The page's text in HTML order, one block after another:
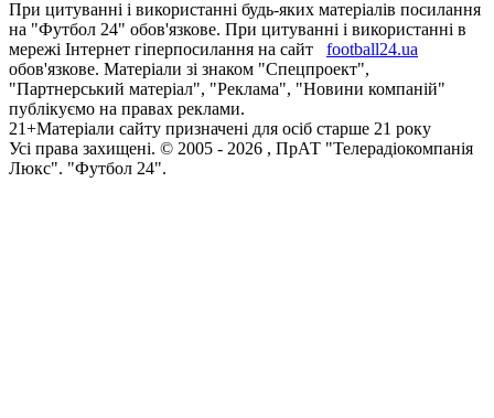
При цитуванні і використанні будь-яких матеріалів посилання
на "Футбол 24" обов'язкове. При цитуванні і використанні в
мережі Інтернет гіперпосилання на сайт
football24.ua
обов'язкове. Матеріали зі знаком "Спецпроект",
"Партнерський матеріал", "Реклама", "Новини компаній"
публікуємо на правах реклами.
21+Матеріали сайту призначені для осіб старше 21 року
Усi права захищенi. © 2005 - 2026 , ПрАТ "Телерадіокомпанія
Люкс". "Футбол 24".